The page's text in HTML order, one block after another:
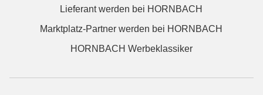
Lieferant werden bei HORNBACH
Marktplatz-Partner werden bei HORNBACH
HORNBACH Werbeklassiker